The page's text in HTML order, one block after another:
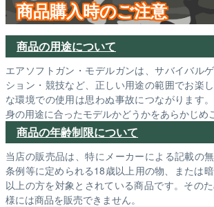
商品購入時のご注意
商品の用途について
エアソフトガン・モデルガンは、サバイバル
ション・競技など、正しい用途の範囲でお楽
な環境での使用は思わぬ事故につながります
身の用途に合ったモデルかどうかをあらかじめ
商品の年齢制限について
当店の販売品は、特にメーカーによる記載の
条例等に定められる18歳以上用の物、または
以上の方を対象とされている商品です。その
様には商品を販売できません。